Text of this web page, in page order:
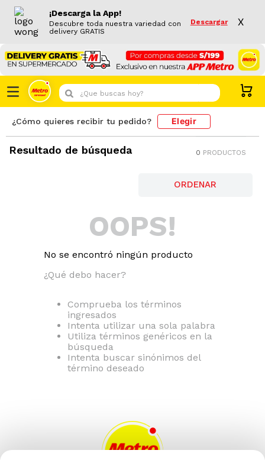
¡Descarga la App!
Descubre toda nuestra variedad con
delivery GRATIS
Descargar X
¿Que buscas hoy?
¿Cómo quieres recibir tu pedido? Elegir
Resultado de búsqueda 0 PRODUCTOS
OOPS!
No se encontró ningún producto
¿Qué debo hacer?
Comprueba los términos
ingresados
Intenta utilizar una sola palabra
Utiliza términos genéricos en la
búsqueda
Intenta buscar sinónimos del
término deseado